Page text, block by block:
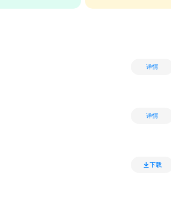
详情
详情
下载